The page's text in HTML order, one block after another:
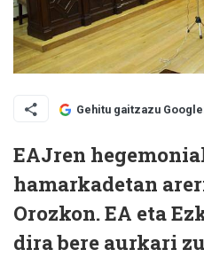
Gehitu gaitzazu
EAJren
hamarkadetan
Orozkon. EA eta
dira bere aurkari